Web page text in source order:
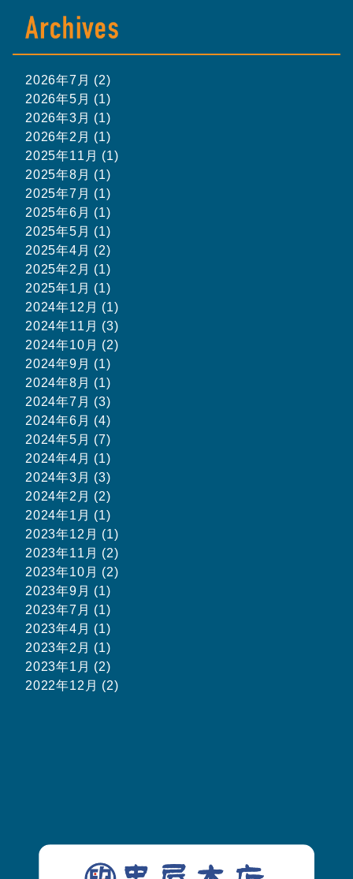
2026年7月 (2)
2026年5月 (1)
2026年3月 (1)
2026年2月 (1)
2025年11月 (1)
2025年8月 (1)
2025年7月 (1)
2025年6月 (1)
2025年5月 (1)
2025年4月 (2)
2025年2月 (1)
2025年1月 (1)
2024年12月 (1)
2024年11月 (3)
2024年10月 (2)
2024年9月 (1)
2024年8月 (1)
2024年7月 (3)
2024年6月 (4)
2024年5月 (7)
2024年4月 (1)
2024年3月 (3)
2024年2月 (2)
2024年1月 (1)
2023年12月 (1)
2023年11月 (2)
2023年10月 (2)
2023年9月 (1)
2023年7月 (1)
2023年4月 (1)
2023年2月 (1)
2023年1月 (2)
2022年12月 (2)